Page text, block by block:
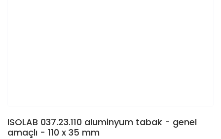
ISOLAB 037.23.110 aluminyum tabak - genel
amaçlı - 110 x 35 mm